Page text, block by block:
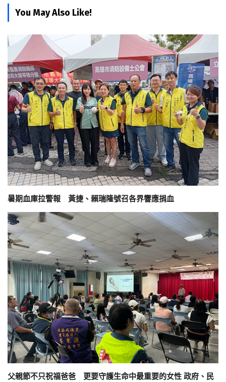
You May Also Like!
暑期血庫拉警報 黃捷、賴瑞隆號召各界響應捐血
父親節不只祝福爸爸 更要守護生命中最重要的女性 政府、民